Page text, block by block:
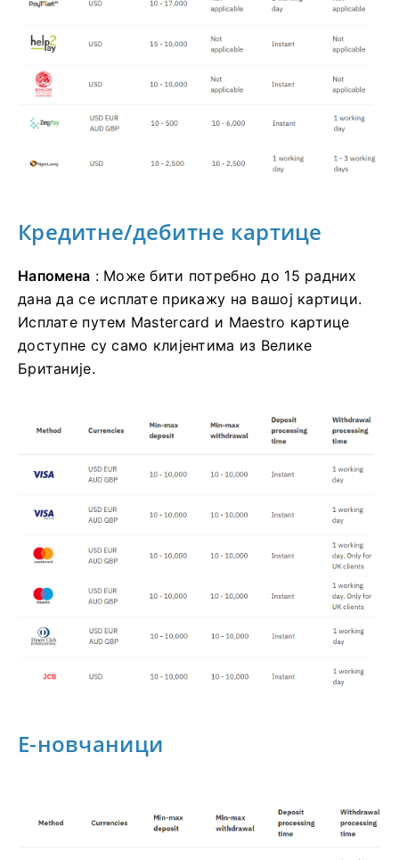
Кредитне/дебитне картице
Напомена : Може бити потребно до 15 радних
дана да се исплате прикажу на вашој картици.
Исплате путем Mastercard и Maestro картице
доступне су само клијентима из Велике
Британије.
Е-новчаници